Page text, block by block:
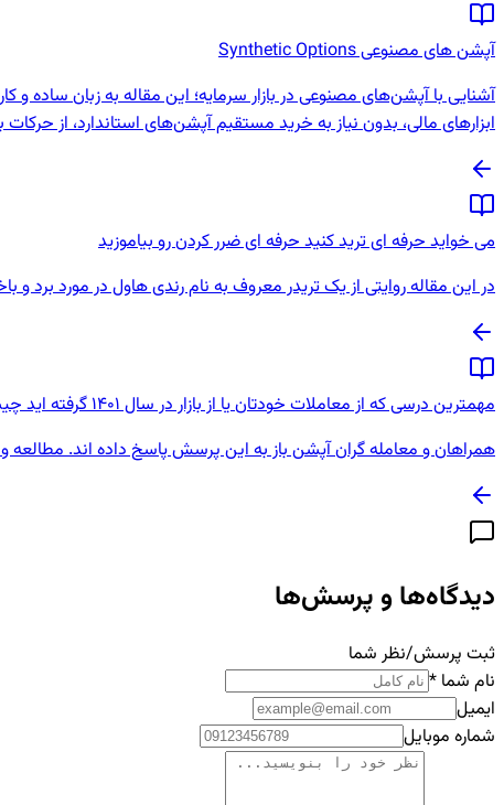
آپشن های مصنوعی Synthetic Options
آشنایی با آپشن‌های مصنوعی در بازار سرمایه؛ این مقاله به زبان
ابزارهای مالی، بدون نیاز به خرید مستقیم آپشن‌های استاندارد، از
می خواید حرفه ای ترید کنید حرفه ای ضرر کردن رو بیاموزید
در این مقاله روایتی از یک تریدر معروف به نام رندی هاول در مورد برد و
مهمترین درسی که از معاملات خودتان یا از بازار در سال 1401 گرفته اید چیست
همراهان و معامله گران آپشن باز به این پرسش پاسخ داده اند.
دیدگاه‌ها و پرسش‌ها
ثبت پرسش/نظر شما
نام شما *
ایمیل
شماره موبایل